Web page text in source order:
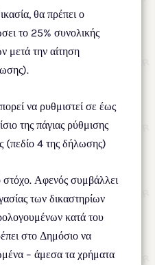
θα πρέπει ο
το 25% συνολικής
μετά την αίτηση
να ρυθμιστεί σε έως
της πάγιας ρύθμισης
(πεδίο 4 της δήλωσης)
στόχο. Αφενός συμβάλλει
των δικαστηρίων
κατά του
στο Δημόσιο να
– άμεσα τα χρήματα